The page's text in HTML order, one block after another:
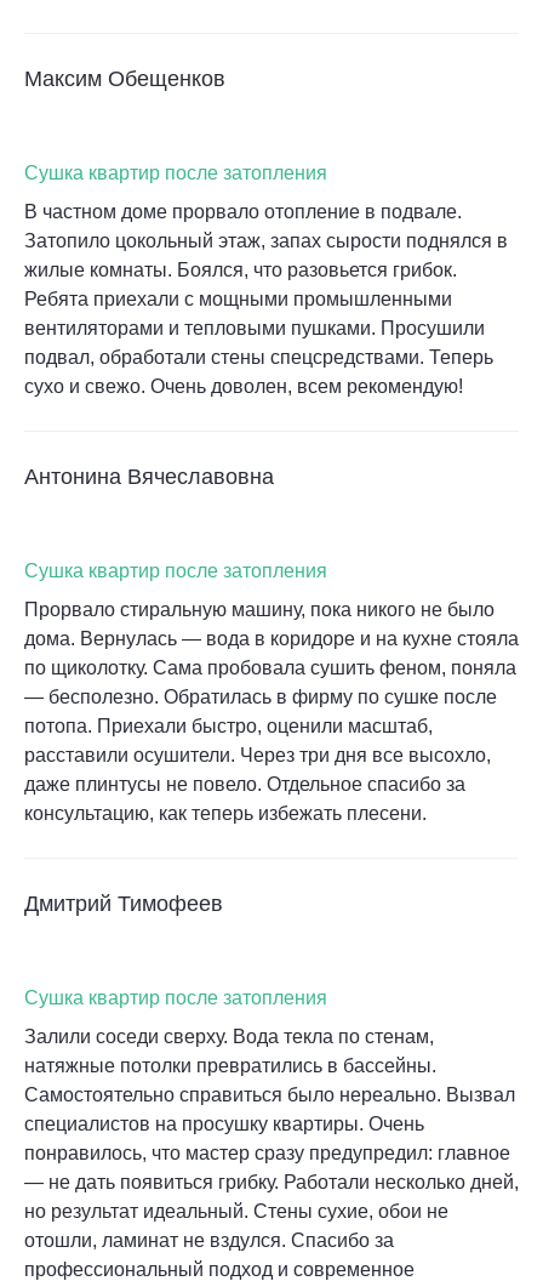
Максим Обещенков
Сушка квартир после затопления
В частном доме прорвало отопление в подвале.
Затопило цокольный этаж, запах сырости поднялся в
жилые комнаты. Боялся, что разовьется грибок.
Ребята приехали с мощными промышленными
вентиляторами и тепловыми пушками. Просушили
подвал, обработали стены спецсредствами. Теперь
сухо и свежо. Очень доволен, всем рекомендую!
Антонина Вячеславовна
Сушка квартир после затопления
Прорвало стиральную машину, пока никого не было
дома. Вернулась — вода в коридоре и на кухне стояла
по щиколотку. Сама пробовала сушить феном, поняла
— бесполезно. Обратилась в фирму по сушке после
потопа. Приехали быстро, оценили масштаб,
расставили осушители. Через три дня все высохло,
даже плинтусы не повело. Отдельное спасибо за
консультацию, как теперь избежать плесени.
Дмитрий Тимофеев
Сушка квартир после затопления
Залили соседи сверху. Вода текла по стенам,
натяжные потолки превратились в бассейны.
Самостоятельно справиться было нереально. Вызвал
специалистов на просушку квартиры. Очень
понравилось, что мастер сразу предупредил: главное
— не дать появиться грибку. Работали несколько дней,
но результат идеальный. Стены сухие, обои не
отошли, ламинат не вздулся. Спасибо за
профессиональный подход и современное